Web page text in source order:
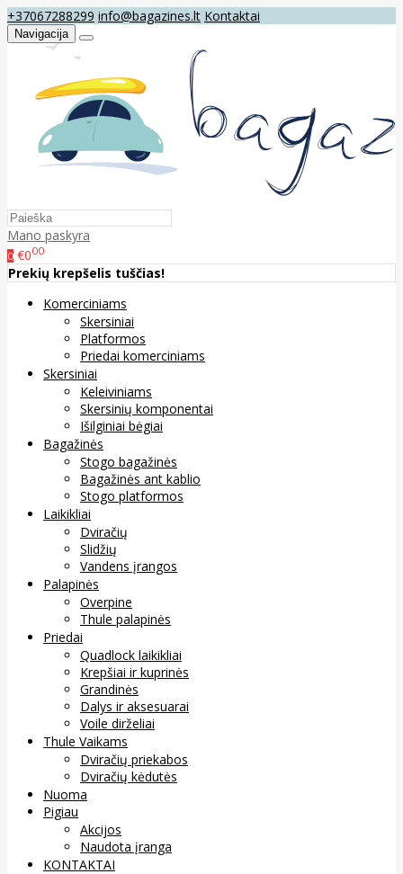
+37067288299 info@bagazines.lt Kontaktai
Navigacija
Mano paskyra
0 €000
Prekių krepšelis tuščias!
Komerciniams
Skersiniai
Platformos
Priedai komerciniams
Skersiniai
Keleiviniams
Skersinių komponentai
Išilginiai bėgiai
Bagažinės
Stogo bagažinės
Bagažinės ant kablio
Stogo platformos
Laikikliai
Dviračių
Slidžių
Vandens įrangos
Palapinės
Overpine
Thule palapinės
Priedai
Quadlock laikikliai
Krepšiai ir kuprinės
Grandinės
Dalys ir aksesuarai
Voile dirželiai
Thule Vaikams
Dviračių priekabos
Dviračių kėdutės
Nuoma
Pigiau
Akcijos
Naudota įranga
KONTAKTAI